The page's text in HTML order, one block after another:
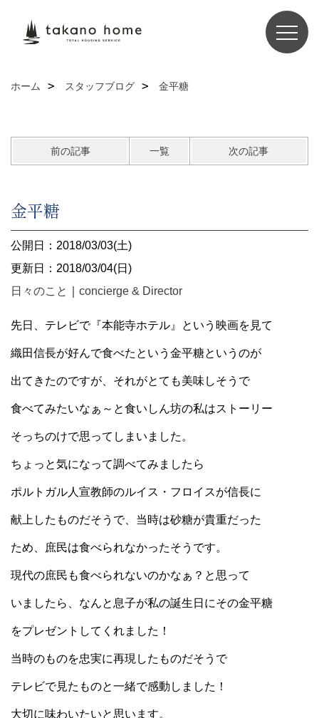
ホーム スタッフブログ 金平糖
前の記事 一覧 次の記事
金平糖
公開日：2018/03/03(土)
更新日：2018/03/04(日)
日々のこと
concierge & Director
先日、テレビで『本能寺ホテル』という映画を見て
織田信長が好んで食べたという金平糖というのが
出てきたのですが、それがとても美味しそうで
食べてみたいなぁ～と食いしん坊の私はストーリー
そっちのけで思ってしまいました。
ちょっと気になって調べてみましたら
ポルトガル人宣教師のルイス・フロイスが信長に
献上したものだそうで、当時は砂糖が貴重だった
ため、庶民は食べられなかったそうです。
現代の庶民も食べられないのかなぁ？と思って
いましたら、なんと息子が私の誕生日にその金平糖
をプレゼントしてくれました！
当時のものを忠実に再現したものだそうで
テレビで見たものと一緒で感動しました！
大切に味わいたいと思います。